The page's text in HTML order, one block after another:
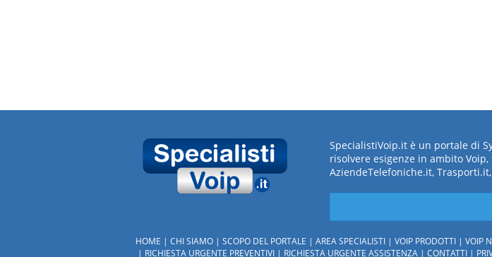
SpecialistiVoip.it è un portale di
risolvere esigenze in ambito
AziendeTelefoniche.it,
HOME CHI SIAMO SCOPO DEL PORTALE AREA SPECIALISTI VOIP PRODOTTI VOIP
RICHIESTA URGENTE PREVENTIVI
RICHIESTA URGENTE ASSISTENZA CONTATTI